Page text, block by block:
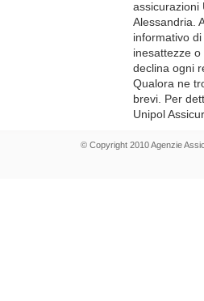
assicurazioni
Alessandria.
informativo
inesattezze
declina ogni
Qualora ne
brevi. Per
Unipol
© Copyright 2010 Agenzie